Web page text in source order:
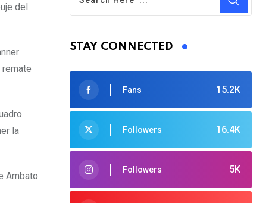
del
la
Ambato.
STAY CONNECTED
15.2K
Fans
16.4K
Followers
5K
Followers